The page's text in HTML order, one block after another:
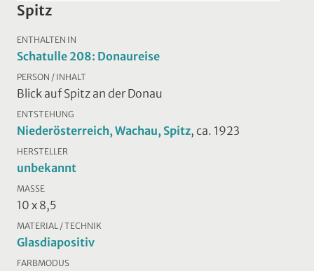
Spitz
ENTHALTEN IN
Schatulle 208: Donaureise
PERSON / INHALT
Blick auf Spitz an der Donau
ENTSTEHUNG
Niederösterreich, Wachau, Spitz, ca. 1923
HERSTELLER
unbekannt
MASSE
10 x 8,5
MATERIAL / TECHNIK
Glasdiapositiv
FARBMODUS